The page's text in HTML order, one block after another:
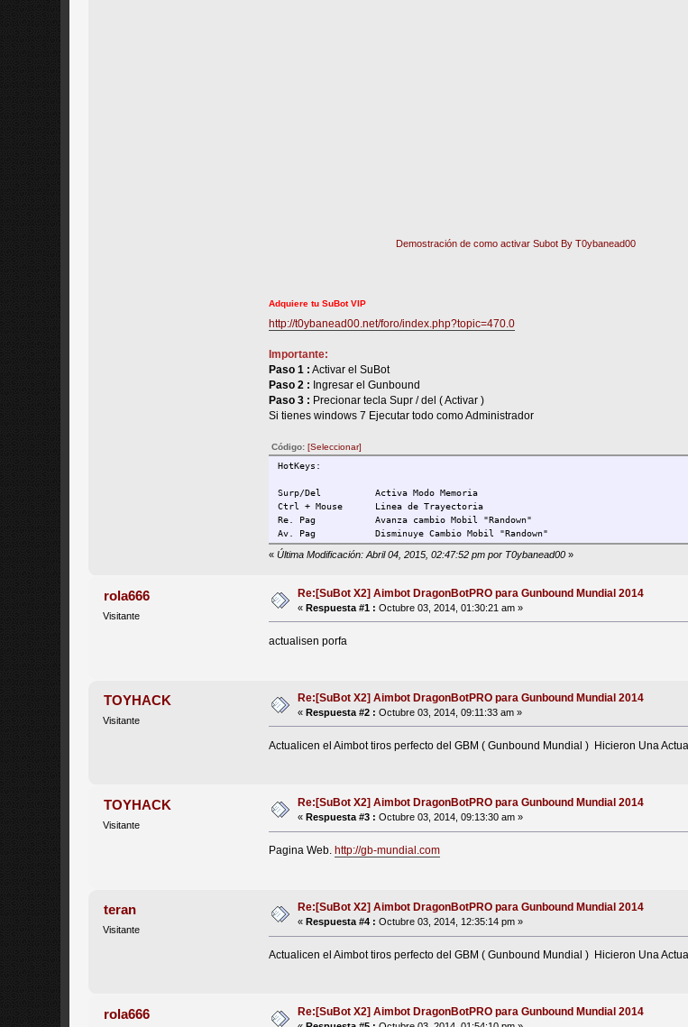
Demostración de como activar Subot By T0ybanead00
Adquiere tu SuBot VIP
http://t0ybanead00.net/foro/index.php?topic=470.0
Importante:
Paso 1 : Activar el SuBot
Paso 2 : Ingresar el Gunbound
Paso 3 : Precionar tecla Supr / del ( Activar )
Si tienes windows 7 Ejecutar todo como Administrador
Código: [Seleccionar]
HotKeys:
Surp/Del          Activa Modo Memoria
Ctrl + Mouse      Linea de Trayectoria
Re. Pag           Avanza cambio Mobil "Randown"
Av. Pag           Disminuye Cambio Mobil "Randown"
« Última Modificación: Abril 04, 2015, 02:47:52 pm por T0ybanead00»
rola666
Visitante
Re:[SuBot X2] Aimbot DragonBotPRO para Gunbound Mundial 2014
«Respuesta #1 : Octubre 03, 2014, 01:30:21 am »
actualisen porfa
TOYHACK
Visitante
Re:[SuBot X2] Aimbot DragonBotPRO para Gunbound Mundial 2014
«Respuesta #2 : Octubre 03, 2014, 09:11:33 am »
Actualicen el Aimbot tiros perfecto del GBM ( Gunbound Mundial ) Hicieron Una
TOYHACK
Visitante
Re:[SuBot X2] Aimbot DragonBotPRO para Gunbound Mundial 2014
«Respuesta #3 : Octubre 03, 2014, 09:13:30 am »
Pagina Web. http://gb-mundial.com
teran
Visitante
Re:[SuBot X2] Aimbot DragonBotPRO para Gunbound Mundial 2014
« Respuesta #4 : Octubre 03, 2014, 12:35:14 pm »
Actualicen el Aimbot tiros perfecto del GBM ( Gunbound Mundial ) Hicieron Una
rola666 Re:[SuBot X2] Aimbot DragonBotPRO para Gunbound Mundial 2014